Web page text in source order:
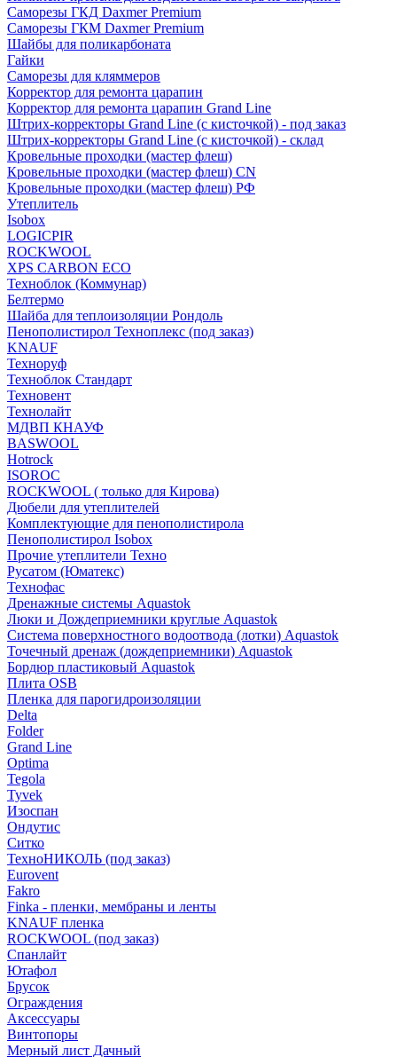
Саморезы ГКД Daxmer Premium
Саморезы ГКМ Daxmer Premium
Шайбы для поликарбоната
Гайки
Саморезы для кляммеров
Корректор для ремонта царапин
Корректор для ремонта царапин Grand Line
Штрих-корректоры Grand Line (с кисточкой) - под заказ
Штрих-корректоры Grand Line (с кисточкой) - склад
Кровельные проходки (мастер флеш)
Кровельные проходки (мастер флеш) CN
Кровельные проходки (мастер флеш) РФ
Утеплитель
Isobox
LOGICPIR
ROCKWOOL
XPS CARBON ECO
Техноблок (Коммунар)
Белтермо
Шайба для теплоизоляции Рондоль
Пенополистирол Техноплекс (под заказ)
KNАUF
Технoруф
Техноблок Стандарт
Техновент
Технолайт
МДВП КНАУФ
BASWOOL
Hotrock
ISOROC
ROCKWOOL ( только для Кирова)
Дюбели для утеплителей
Комплектующие для пенополистирола
Пенополистирол Isobox
Прочие утеплители Техно
Русатом (Юматекс)
Технофас
Дренажные системы Aquastok
Люки и Дождеприемники круглые Aquastok
Система поверхностного водоотвода (лотки) Aquastok
Точечный дренаж (дождеприемники) Aquastok
Бордюр пластиковый Aquastok
Плита OSB
Пленка для парогидроизоляции
Delta
Folder
Grand Line
Optima
Tegola
Tyvek
Изоспан
Ондутис
Ситко
ТехноНИКОЛЬ (под заказ)
Eurovent
Fakro
Finka - пленки, мембраны и ленты
KNAUF пленка
ROCKWOOL (под заказ)
Спанлайт
Ютафол
Брусок
Ограждения
Аксессуары
Винтопоры
Мерный лист Дачный